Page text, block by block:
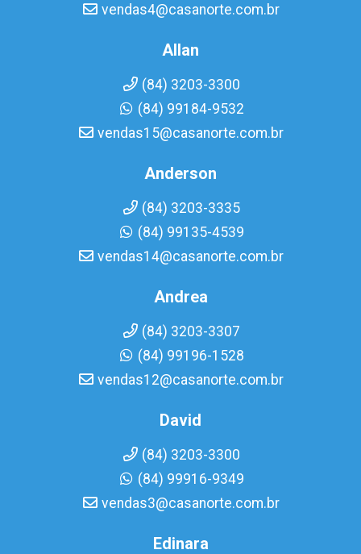
vendas4@casanorte.com.br
Allan
(84) 3203-3300
(84) 99184-9532
vendas15@casanorte.com.br
Anderson
(84) 3203-3335
(84) 99135-4539
vendas14@casanorte.com.br
Andrea
(84) 3203-3307
(84) 99196-1528
vendas12@casanorte.com.br
David
(84) 3203-3300
(84) 99916-9349
vendas3@casanorte.com.br
Edinara